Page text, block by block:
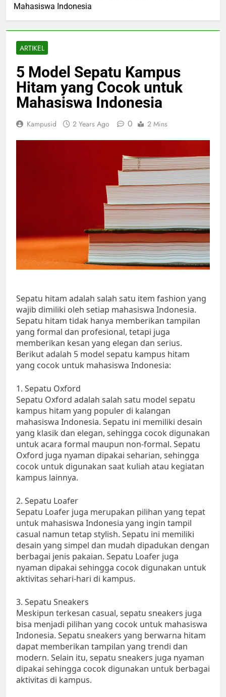
Mahasiswa Indonesia
ARTIKEL
5 Model Sepatu Kampus
Hitam yang Cocok untuk
Mahasiswa Indonesia
Kampusid 2 Years Ago 0 2 Mins
Sepatu hitam adalah salah satu item fashion yang
wajib dimiliki oleh setiap mahasiswa Indonesia.
Sepatu hitam tidak hanya memberikan tampilan
yang formal dan profesional, tetapi juga
memberikan kesan yang elegan dan serius.
Berikut adalah 5 model sepatu kampus hitam
yang cocok untuk mahasiswa Indonesia:
1. Sepatu Oxford
Sepatu Oxford adalah salah satu model sepatu
kampus hitam yang populer di kalangan
mahasiswa Indonesia. Sepatu ini memiliki desain
yang klasik dan elegan, sehingga cocok digunakan
untuk acara formal maupun non-formal. Sepatu
Oxford juga nyaman dipakai seharian, sehingga
cocok untuk digunakan saat kuliah atau kegiatan
kampus lainnya.
2. Sepatu Loafer
Sepatu Loafer juga merupakan pilihan yang tepat
untuk mahasiswa Indonesia yang ingin tampil
casual namun tetap stylish. Sepatu ini memiliki
desain yang simpel dan mudah dipadukan dengan
berbagai jenis pakaian. Sepatu Loafer juga
nyaman dipakai sehingga cocok digunakan untuk
aktivitas sehari-hari di kampus.
3. Sepatu Sneakers
Meskipun terkesan casual, sepatu sneakers juga
bisa menjadi pilihan yang cocok untuk mahasiswa
Indonesia. Sepatu sneakers yang berwarna hitam
dapat memberikan tampilan yang trendi dan
modern. Selain itu, sepatu sneakers juga nyaman
dipakai sehingga cocok digunakan untuk berbagai
aktivitas di kampus.